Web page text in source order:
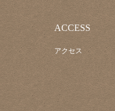
ACCESS
アクセス